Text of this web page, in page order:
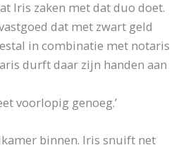
Iris zaken met dat duo doet.
dat met zwart geld
in combinatie met notaris
durft daar zijn handen aan
voorlopig genoeg.’
binnen. Iris snuift net